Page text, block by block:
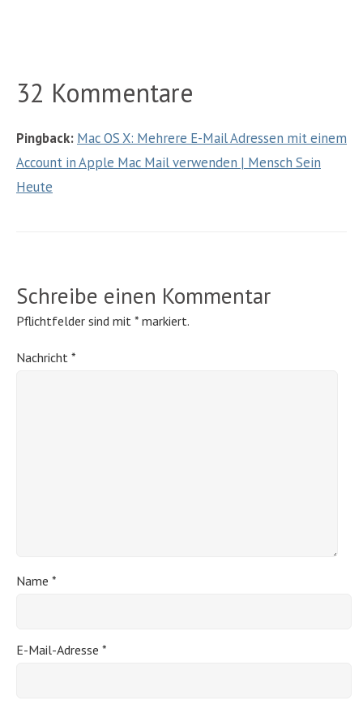
32 Kommentare
Pingback: Mac OS X: Mehrere E-Mail Adressen mit einem
Account in Apple Mac Mail verwenden | Mensch Sein
Heute
Schreibe einen Kommentar
Pflichtfelder sind mit * markiert.
Nachricht *
Name *
E-Mail-Adresse *